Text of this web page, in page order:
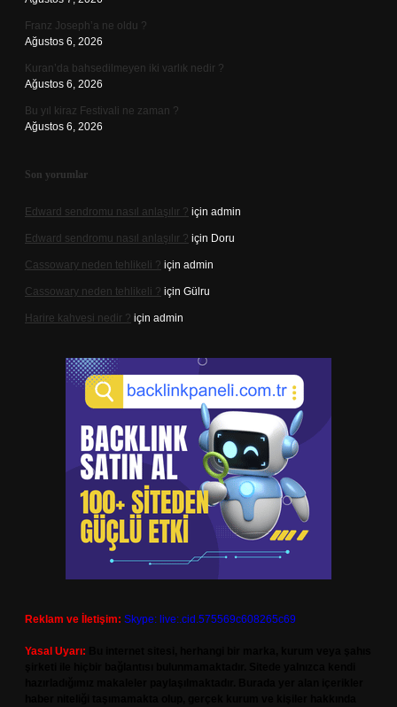
Franz Joseph’a ne oldu ?
Ağustos 6, 2026
Kuran’da bahsedilmeyen iki varlık nedir ?
Ağustos 6, 2026
Bu yıl kiraz Festivali ne zaman ?
Ağustos 6, 2026
Son yorumlar
Edward sendromu nasıl anlaşılır ? için admin
Edward sendromu nasıl anlaşılır ? için Doru
Cassowary neden tehlikeli ? için admin
Cassowary neden tehlikeli ? için Gülru
Harire kahvesi nedir ? için admin
Reklam ve İletişim: Skype: live:.cid.575569c608265c69
Yasal Uyarı: